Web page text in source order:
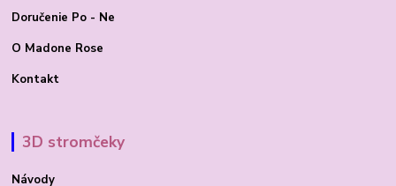
Doručenie Po - Ne
O Madone Rose
Kontakt
3D stromčeky
Návody